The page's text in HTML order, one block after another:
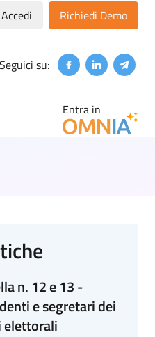
Accedi Richiedi Demo
Seguici su: FacebookLinkedin
Entra in
n. 12 e 13 -
e segretari dei
elettorali